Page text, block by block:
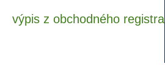
výpis z obchodného registra